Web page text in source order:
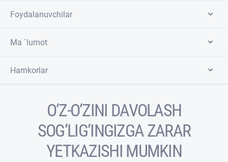
Foydalanuvchilar
Ma `lumot
Hamkorlar
O‘Z-O‘ZINI DAVOLASH
SOG‘LIG‘INGIZGA ZARAR
YETKAZISHI MUMKIN